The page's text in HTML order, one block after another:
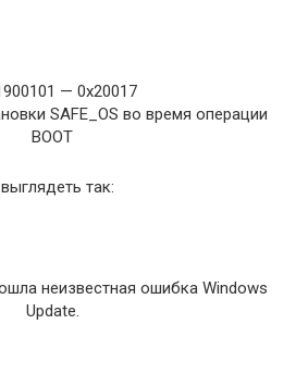
— 0x20017
SAFE_OS во время операции
BOOT
так:
неизвестная ошибка Windows
Update.